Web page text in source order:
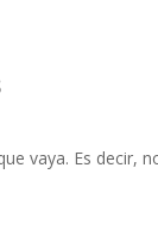
vaya. Es decir,